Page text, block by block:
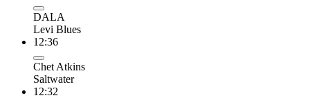
DALA
Levi Blues
12:36
Chet Atkins
Saltwater
12:32